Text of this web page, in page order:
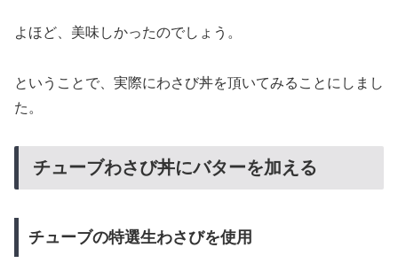
よほど、美味しかったのでしょう。
ということで、実際にわさび丼を頂いてみることにしまし
た。
チューブわさび丼にバターを加える
チューブの特選生わさびを使用